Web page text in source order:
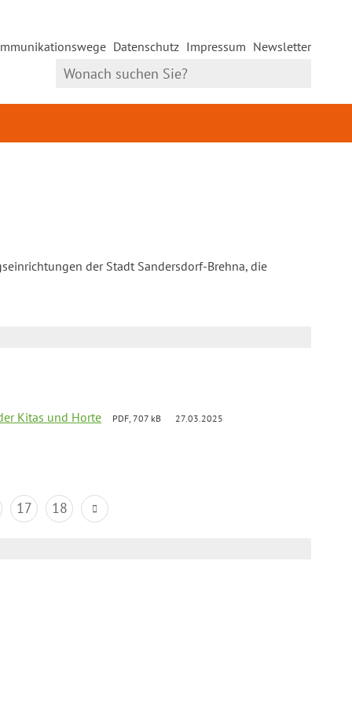
Datenschutz Impressum Newsletter
der Stadt Sandersdorf-Brehna, die
Kitas und Horte PDF, 707 kB 27.03.2025
17 18